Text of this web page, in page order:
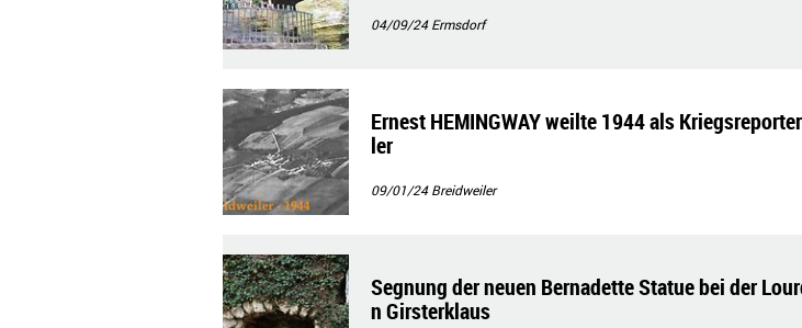
04/09/24Ermsdorf
Ernest HEMINGWAY weilte 1944 als
ler
09/01/24Breidweiler
Segnung der neuen Bernadette Statue bei der
n Girsterklaus